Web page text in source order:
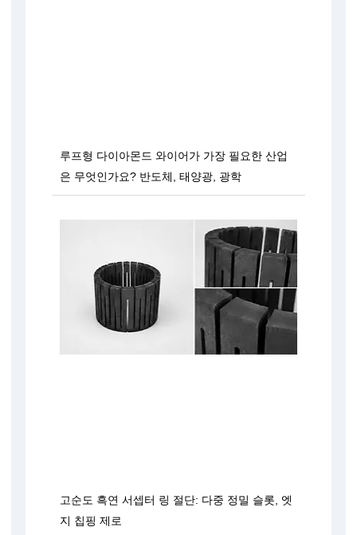
루프형 다이아몬드 와이어가 가장 필요한 산업
은 무엇인가요? 반도체, 태양광, 광학
고순도 흑연 서셉터 링 절단: 다중 정밀 슬롯, 엣
지 칩핑 제로